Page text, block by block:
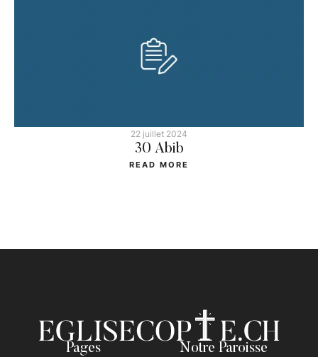
22 juillet 2024
30 Abib
READ MORE
Pages Notre Paroisse